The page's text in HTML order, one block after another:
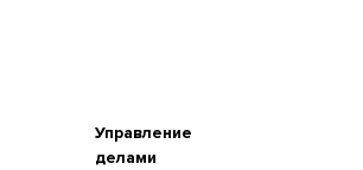
Управление
делами